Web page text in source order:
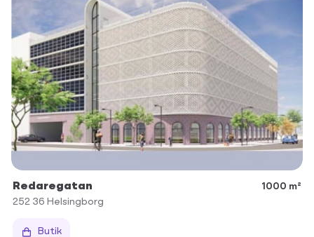
Redaregatan
1000 m²
252 36 Helsingborg
Butik